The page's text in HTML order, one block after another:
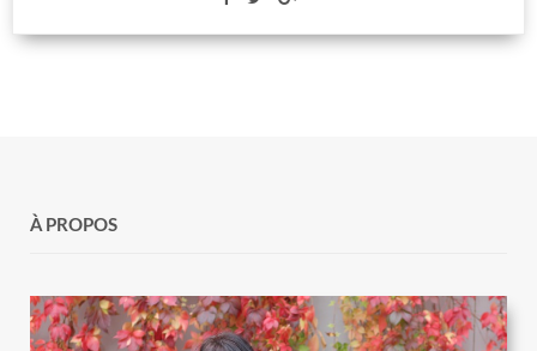
À PROPOS